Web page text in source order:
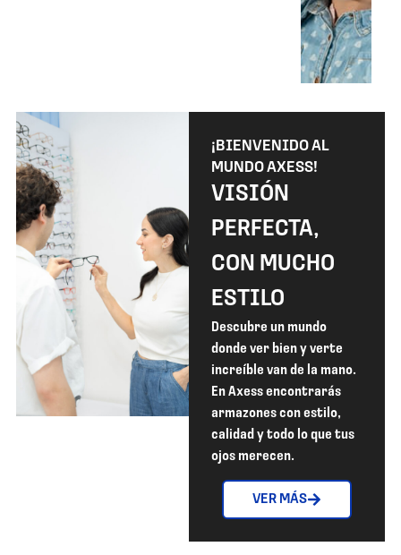
¡BIENVENIDO AL
MUNDO AXESS!
VISIÓN
PERFECTA,
CON MUCHO
ESTILO
Descubre un mundo
donde ver bien y verte
increíble van de la mano.
En Axess encontrarás
armazones con estilo,
calidad y todo lo que tus
ojos merecen.
VER MÁS